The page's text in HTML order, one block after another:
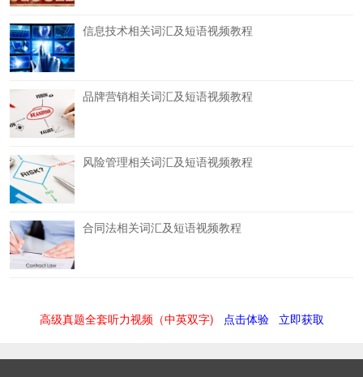
信息技术相关词汇及短语视频教程
品牌营销相关词汇及短语视频教程
风险管理相关词汇及短语视频教程
合同法相关词汇及短语视频教程
高级真题全套听力视频（中英双字) 点击体验 立即获取